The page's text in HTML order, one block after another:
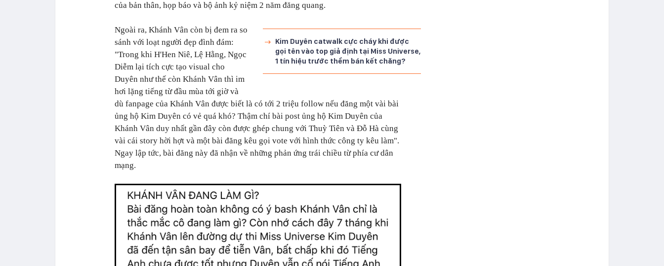
của bản thân, họp báo và bộ ảnh kỷ niệm 2 năm đăng quang.
Kim Duyên catwalk cực cháy khi được
gọi tên vào top giả định tại Miss Universe,
1 tín hiệu trước thềm bán kết chăng?
Ngoài ra, Khánh Vân còn bị đem ra so
sánh với loạt người đẹp đình đám:
"Trong khi H'Hen Niê, Lệ Hằng, Ngọc
Diễm lại tích cực tạo visual cho
Duyên như thế còn Khánh Vân thì im
hơi lặng tiếng từ đầu mùa tới giờ và
dù fanpage của Khánh Vân được biết là có tới 2 triệu follow nếu đăng một vài bài
ủng hộ Kim Duyên có vẻ quá khó? Thậm chí bài post ủng hộ Kim Duyên của
Khánh Vân duy nhất gần đây còn được ghép chung với Thuỳ Tiên và Đỗ Hà cùng
vài cái story hời hợt và một bài đăng kêu gọi vote với hình thức công ty kêu làm".
Ngay lập tức, bài đăng này đã nhận về những phản ứng trái chiều từ phía cư dân
mạng.